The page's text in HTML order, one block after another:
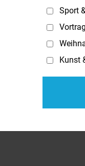
Sport
Kunst